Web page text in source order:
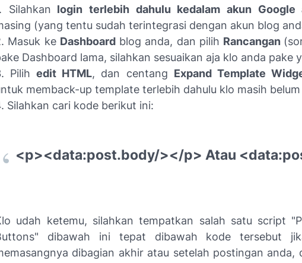
Silahkan login terlebih dahulu kedalam akun Google
(yang tentu sudah terintegrasi dengan akun blog
Masuk ke Dashboardblog anda, dan pilih Rancangan
Dashboard lama, silahkan sesuaikan aja klo anda pake
Pilihedit HTML, dan centang Expand Template
memback-up template terlebih dahulu klo masih
Silahkan cari kode berikut ini:
<p><data:post.body/></p> Atau
udah ketemu, silahkan tempatkan salah satu script
dibawah ini tepat dibawah kode tersebut
dibagian akhir atau setelah postingan anda,